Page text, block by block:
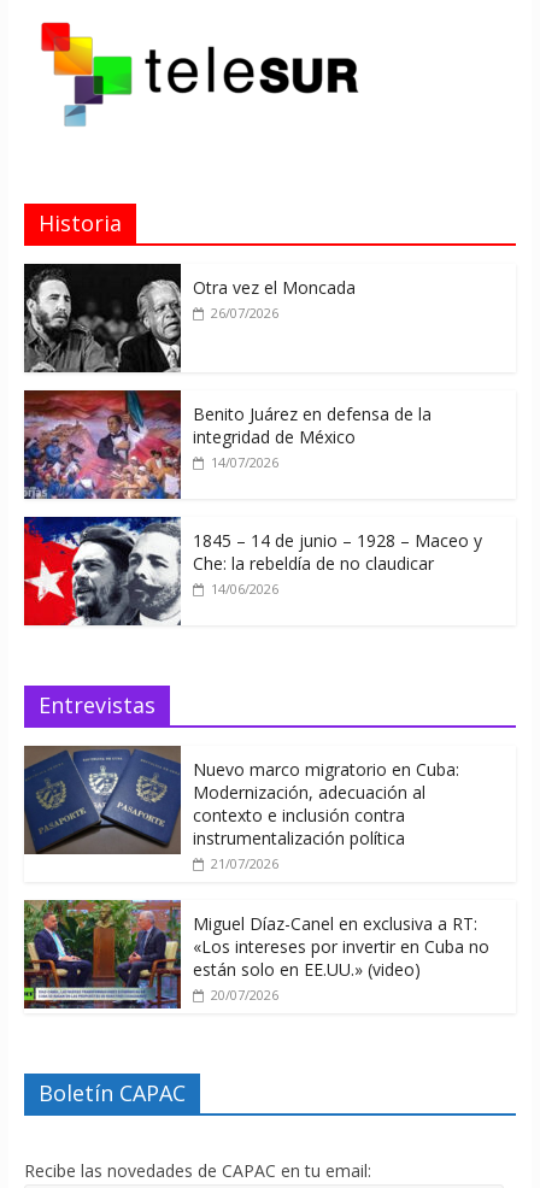
Historia
Otra vez el Moncada
26/07/2026
Benito Juárez en defensa de la
integridad de México
14/07/2026
1845 – 14 de junio – 1928 – Maceo y
Che: la rebeldía de no claudicar
14/06/2026
Entrevistas
Nuevo marco migratorio en Cuba:
Modernización, adecuación al
contexto e inclusión contra
instrumentalización política
21/07/2026
Miguel Díaz-Canel en exclusiva a RT:
«Los intereses por invertir en Cuba no
están solo en EE.UU.» (video)
20/07/2026
Boletín CAPAC
Recibe las novedades de CAPAC en tu email: